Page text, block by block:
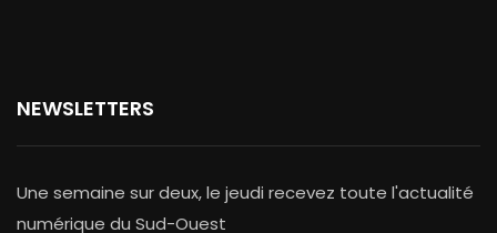
NEWSLETTERS
Une semaine sur deux, le jeudi recevez toute l'actualité
numérique du Sud-Ouest